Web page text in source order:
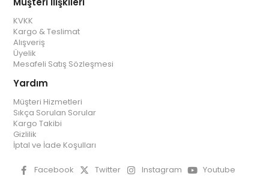
KVKK
Kargo & Teslimat
Alışveriş
Üyelik
Mesafeli Satış Sözleşmesi
Yardım
Müşteri Hizmetleri
Sıkça Sorulan Sorular
Kargo Takibi
Gizlilik
İptal ve İade Koşulları
Facebook Twitter Instagram Youtube